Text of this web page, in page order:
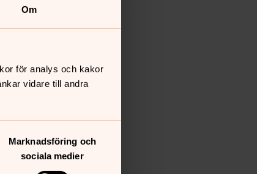
Om
för analys och kakor
vidare till andra
Marknadsföring och
sociala medier